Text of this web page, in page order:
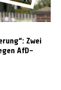
Zwei
AfD-